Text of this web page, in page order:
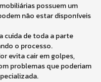
possuem um
não estar disponíveis
cuida de toda a parte
o processo.
evita cair em golpes,
problemas que poderiam